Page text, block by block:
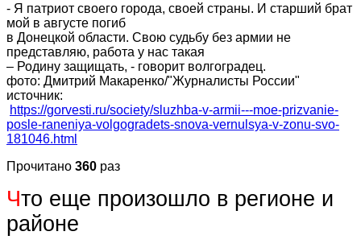
- Я патриот своего города, своей страны. И старший брат
мой в августе погиб
в Донецкой области. Свою судьбу без армии не
представляю, работа у нас такая
– Родину защищать, - говорит волгоградец.
фото: Дмитрий Макаренко/"Журналисты России"
источник:
https://gorvesti.ru/society/sluzhba-v-armii---moe-prizvanie-
posle-raneniya-volgogradets-snova-vernulsya-v-zonu-svo-
181046.html
Прочитано 360 раз
Что еще произошло в регионе и
районе